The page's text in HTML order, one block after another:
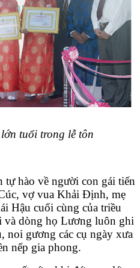
tuổi trong lễ tôn
hào về người con gái tiến
vợ vua Khải Định, mẹ
Hậu cuối cùng của triều
dòng họ Lương luôn ghi
noi gương các cụ ngày xưa
nếp gia phong.